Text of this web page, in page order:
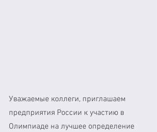
Уважаемые коллеги, приглашаем
предприятия России к участию в
Олимпиаде на лучшее определение